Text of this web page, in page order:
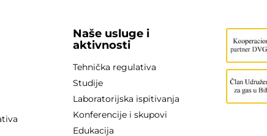
Naše usluge i
aktivnosti
Tehnička regulativa
Studije
Laboratorijska ispitivanja
Konferencije i skupovi
Edukacija